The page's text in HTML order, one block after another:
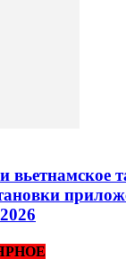
вьетнамское